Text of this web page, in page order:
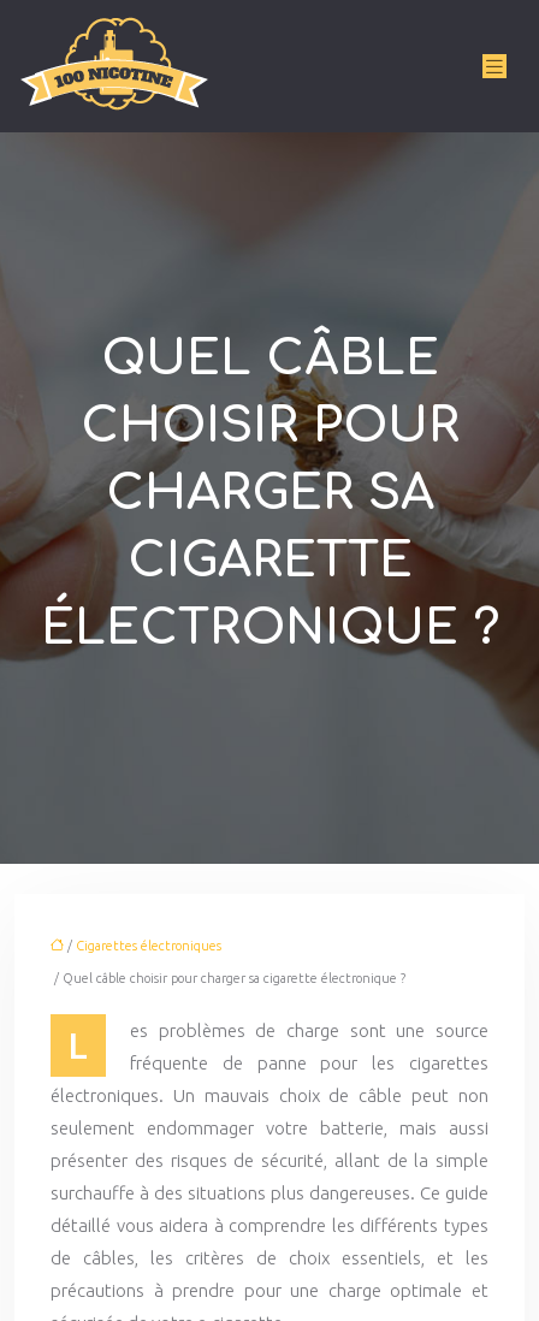
QUEL CÂBLE
CHOISIR POUR
CHARGER SA
CIGARETTE
ÉLECTRONIQUE ?
/ Cigarettes électroniques
/ Quel câble choisir pour charger sa cigarette électronique ?
L
es problèmes de charge sont une source
fréquente de panne pour les cigarettes
électroniques. Un mauvais choix de câble peut non
seulement endommager votre batterie, mais aussi
présenter des risques de sécurité, allant de la simple
surchauffe à des situations plus dangereuses. Ce guide
détaillé vous aidera à comprendre les différents types
de câbles, les critères de choix essentiels, et les
précautions à prendre pour une charge optimale et